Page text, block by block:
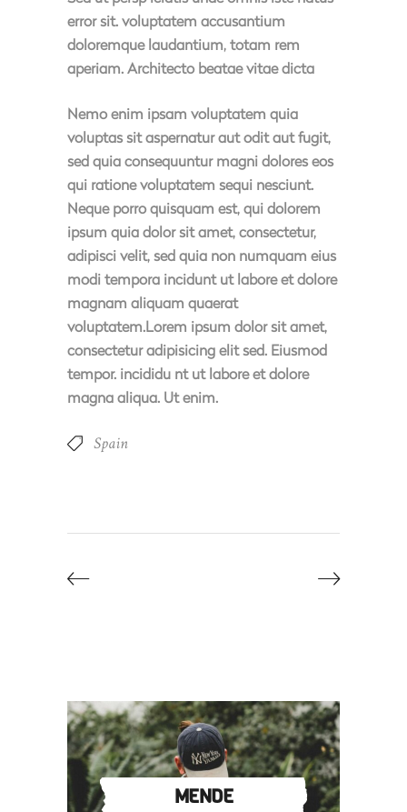
error sit. voluptatem accusantium
doloremque laudantium, totam rem
aperiam. Architecto beatae vitae dicta
Nemo enim ipsam voluptatem quia
voluptas sit aspernatur aut odit aut fugit,
sed quia consequuntur magni dolores eos
qui ratione voluptatem sequi nesciunt.
Neque porro quisquam est, qui dolorem
ipsum quia dolor sit amet, consectetur,
adipisci velit, sed quia non numquam eius
modi tempora incidunt ut labore et dolore
magnam aliquam quaerat
voluptatem.Lorem ipsum dolor sit amet,
consectetur adipisicing elit sed. Eiusmod
tempor. incididu nt ut labore et dolore
magna aliqua. Ut enim.
Spain
MENDE